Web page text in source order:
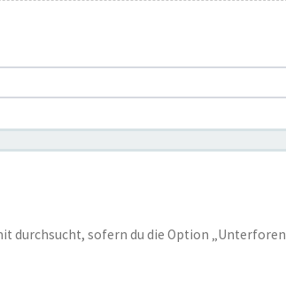
durchsucht, sofern du die Option „Unterforen